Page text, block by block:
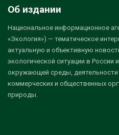
Об издании
Национальное информационное
«Экология») — тематическое
актуальную и объективную
экологической ситуации в России
окружающей среды, деятельности
коммерческих и общественных
природы.